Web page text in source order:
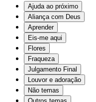
Ajuda ao próximo
Aliança com Deus
Aprender
Eis-me aqui
Flores
Fraqueza
Julgamento Final
Louvor e adoração
Não temas